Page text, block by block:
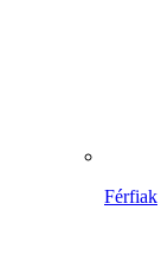
Férfiak